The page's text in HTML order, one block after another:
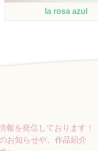
la rosa azul
報を発信しております！
お知らせや、作品紹介